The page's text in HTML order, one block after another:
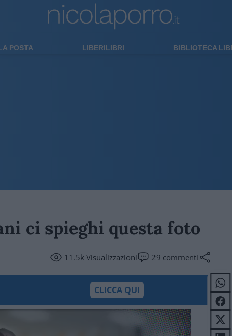
POSTA LIBERILIBRI BIBLIOTECA
ci spieghi questa foto
11.5kVisualizzazioni 29 commenti
CLICCA QUI